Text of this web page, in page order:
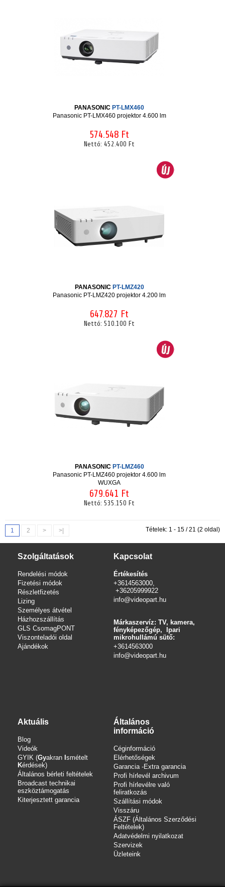
PANASONIC PT-LMX460
Panasonic PT-LMX460 projektor 4.600 lm
574.548 Ft
Nettó: 452.400 Ft
PANASONIC PT-LMZ420
Panasonic PT-LMZ420 projektor 4.200 lm
647.827 Ft
Nettó: 510.100 Ft
PANASONIC PT-LMZ460
Panasonic PT-LMZ460 projektor 4.600 lm
WUXGA
679.641 Ft
Nettó: 535.150 Ft
1 2 > >| Tételek: 1 - 15 / 21 (2 oldal)
Szolgáltatások
Rendelési módok
Fizetési módok
Részletfizetés
Lizing
Személyes átvétel
Házhozszállítás
GLS CsomagPONT
Viszonteladói oldal
Ajándékok
Kapcsolat
Értékesítés
+3614563000,
+36205999922
info@videopart.hu
Márkaszervíz: TV, kamera,
fényképezőgép, Ipari
mikrohullámú sütő:
+3614563000
info@videopart.hu
Aktuális
Blog
Videók
GYIK (Gyakran smételt
Kérdések)
Általános bérleti feltételek
Broadcast technikai
eszköztámogatás
Kiterjesztett garancia
Általános
információ
Céginformáció
Elérhetőségek
Garancia -Extra garancia
Profi hírlevél archivum
Profi hírlevélre való
feliratkozás
Szállítási módok
Visszáru
ÁSZF (Általános Szerződési
Feltételek)
Adatvédelmi nyilatkozat
Szervizek
Üzleteink